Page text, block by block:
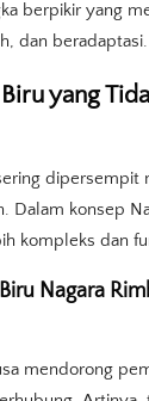
berpikir yang
dan beradaptasi.
yang
dipersempit
Dalam konsep
kompleks dan
Nagara
mendorong